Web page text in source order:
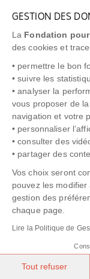
GESTION DES
La Fondation
des cookies et
• permettre le bon
• suivre les
• analyser la
vous proposer de
navigation et votre
• personnaliser
• consulter des
• partager des
Vos choix seront
pouvez les modifier
gestion des
chaque page.
Lire la Politique de
Tout refuser
FAQ
NEWSLETTER
"Allô
POLITIQUE COOKIES